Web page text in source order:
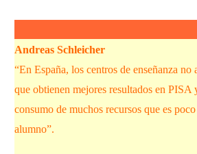
Andreas Schleicher
“En España, los centros de enseñanza
que obtienen mejores resultados en
consumo de muchos recursos que es
alumno”.